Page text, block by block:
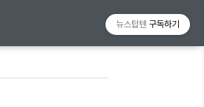
뉴스탑텐 구독하기